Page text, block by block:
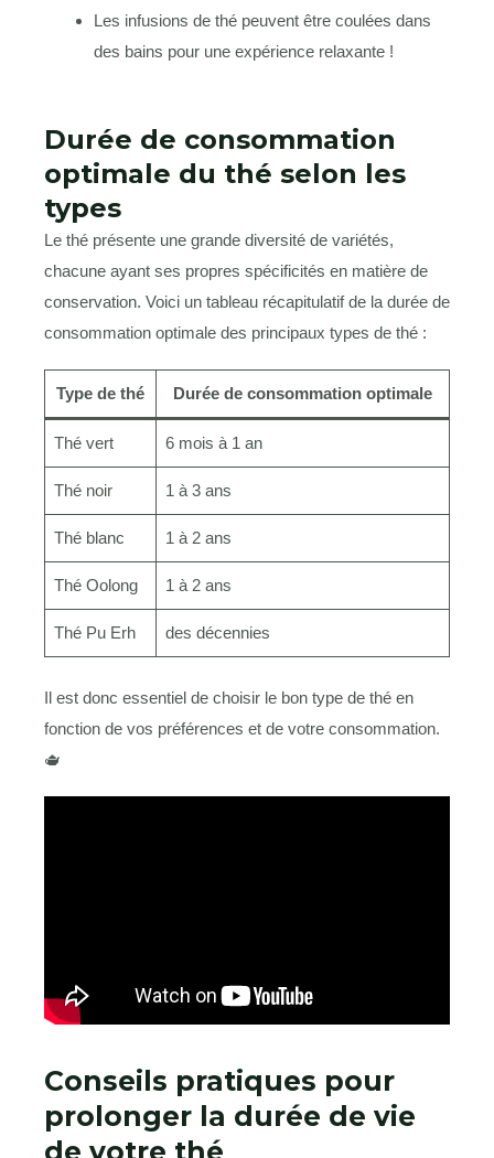
Les infusions de thé peuvent être coulées dans
des bains pour une expérience relaxante !
Durée de consommation
optimale du thé selon les
types
Le thé présente une grande diversité de variétés,
chacune ayant ses propres spécificités en matière de
conservation. Voici un tableau récapitulatif de la durée de
consommation optimale des principaux types de thé :
Type de thé Durée de consommation optimale
Thé vert 6 mois à 1 an
Thé noir 1 à 3 ans
Thé blanc 1 à 2 ans
Thé Oolong 1 à 2 ans
Thé Pu Erh des décennies
Il est donc essentiel de choisir le bon type de thé en
fonction de vos préférences et de votre consommation.
🫖
Conseils pratiques pour
prolonger la durée de vie